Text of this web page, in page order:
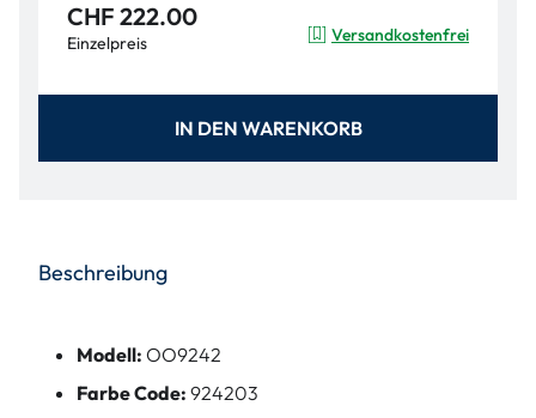
CHF 222.00
Einzelpreis Versandkostenfrei
IN DEN WARENKORB
Beschreibung
Modell: OO9242
Farbe Code: 924203